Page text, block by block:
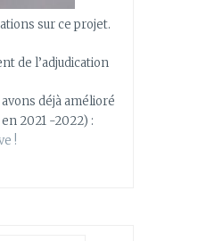
sur ce projet.
de l’adjudication
déjà amélioré
2021 -2022) :
!